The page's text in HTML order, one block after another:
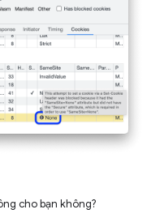
cho bạn không?